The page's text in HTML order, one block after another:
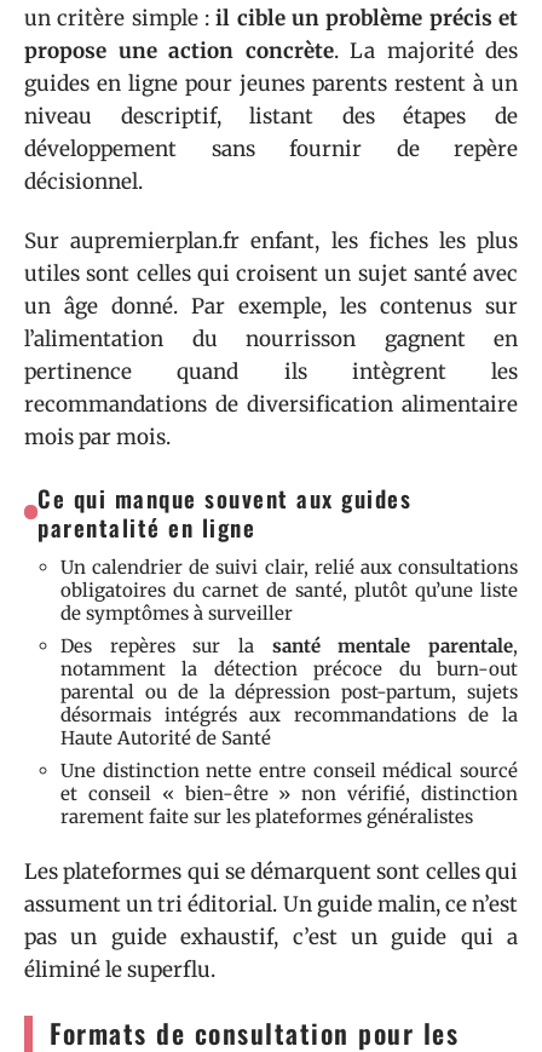
un critère simple :il cible un problème précis et
propose une action concrète. La majorité des
guides en ligne pour jeunes parents restent à un
niveau descriptif, listant des étapes de
développement sans fournir de repère
décisionnel.
Sur aupremierplan.fr enfant, les fiches les plus
utiles sont celles qui croisent un sujet santé avec
un âge donné. Par exemple, les contenus sur
l’alimentation du nourrisson gagnent en
pertinence quand ils intègrent les
recommandations de diversification alimentaire
mois par mois.
Ce qui manque souvent aux guides
parentalité en ligne
Un calendrier de suivi clair, relié aux consultations
obligatoires du carnet de santé, plutôt qu’une liste
de symptômes à surveiller
Des repères sur la santé mentale parentale,
notamment la détection précoce du burn-out
parental ou de la dépression post-partum, sujets
désormais intégrés aux recommandations de la
Haute Autorité de Santé
Une distinction nette entre conseil médical sourcé
et conseil « bien-être » non vérifié, distinction
rarement faite sur les plateformes généralistes
Les plateformes qui se démarquent sont celles qui
assument un tri éditorial. Un guide malin, ce n’est
pas un guide exhaustif, c’est un guide qui a
éliminé le superflu.
Formats de consultation pour les